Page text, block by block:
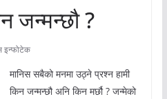
जन्मन्छौ ?
इन्फोटेक
मानिस सबैको मनमा उठ्ने प्रश्न हामी
किन जन्मन्छौ अनि किन मर्छौ ? जन्मेको